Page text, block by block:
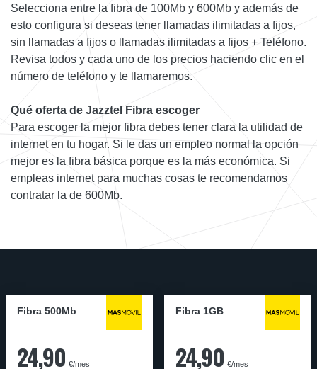
Selecciona entre la fibra de 100Mb y 600Mb y además de
esto configura si deseas tener llamadas ilimitadas a fijos,
sin llamadas a fijos o llamadas ilimitadas a fijos + Teléfono.
Revisa todos y cada uno de los precios haciendo clic en el
número de teléfono y te llamaremos.
Qué oferta de Jazztel Fibra escoger
Para escoger la mejor fibra debes tener clara la utilidad de
internet en tu hogar. Si le das un empleo normal la opción
mejor es la fibra básica porque es la más económica. Si
empleas internet para muchas cosas te recomendamos
contratar la de 600Mb.
Fibra 500Mb
24,90 €/mes
Fibra 1GB
24,90 €/mes